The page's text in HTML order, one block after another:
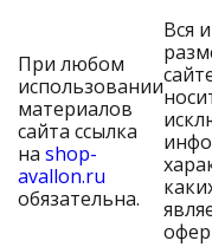
При любом
использовании
материалов
сайта ссылка
на shop-
avallon.ru
обязательна.
Вся